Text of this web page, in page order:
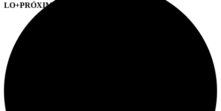
LO+PRÓXIMO (CITAS)